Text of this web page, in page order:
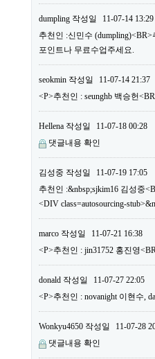
dumpling 작성일
11-07-14 13:29
추천인 :신민수
포인트나 무료수업주세요.
seokmin 작성일
11-07-14 21:37
<P>추천인 : seunghb 백승헌
Hellena 작성일
11-07-18 00:28
댓글내용 확인
김성중 작성일
11-07-19 17:05
추천인 :&nbsp;sjkim16 김성중
<DIV class=autosourcing-
marco 작성일
11-07-21 16:38
<P>추천인 : jin31752 홍진영
donald 작성일
11-07-27 22:05
<P>추천인 : novanight 이현수,
Wonkyu4650 작성일
11-07-28
댓글내용 확인